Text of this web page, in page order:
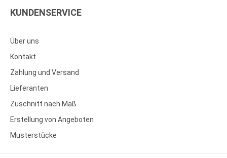
KUNDENSERVICE
Über uns
Kontakt
Zahlung und Versand
Lieferanten
Zuschnitt nach Maß
Erstellung von Angeboten
Musterstücke